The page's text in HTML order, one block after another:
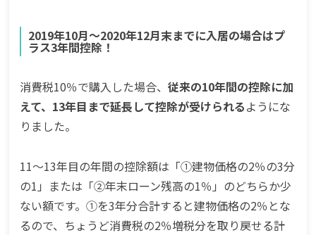
2019年10月〜2020年12月末までに入居の場合はプ
ラス3年間控除！
消費税10％で購入した場合、従来の10年間の控除に加
えて、13年目まで延長して控除が受けられるようにな
りました。
11〜13年目の年間の控除額は「①建物価格の2％の3分
の1」または「②年末ローン残高の1％」のどちらか少
ない額です。①を3年分合計すると建物価格の2％とな
るので、ちょうど消費税の2％増税分を取り戻せる計